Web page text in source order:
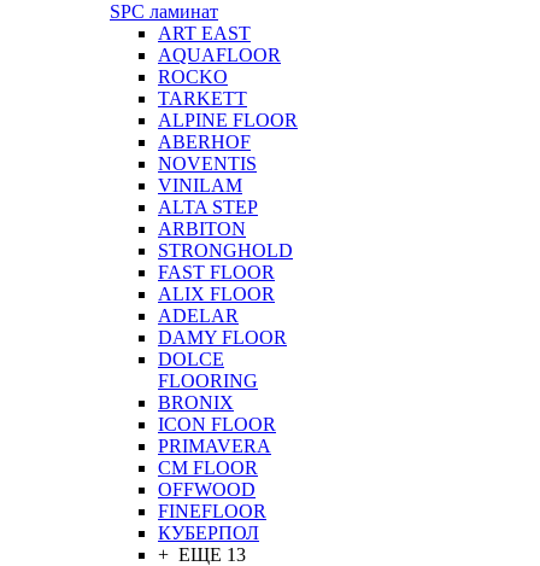
SPC ламинат
ART EAST
AQUAFLOOR
ROCKO
TARKETT
ALPINE FLOOR
ABERHOF
NOVENTIS
VINILAM
ALTA STEP
ARBITON
STRONGHOLD
FAST FLOOR
ALIX FLOOR
ADELAR
DAMY FLOOR
DOLCE
FLOORING
BRONIX
ICON FLOOR
PRIMAVERA
CM FLOOR
OFFWOOD
FINEFLOOR
КУБЕРПОЛ
+ ЕЩЕ 13